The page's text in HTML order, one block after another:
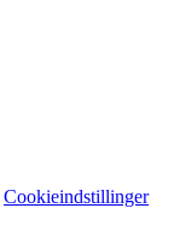
Cookieindstillinger